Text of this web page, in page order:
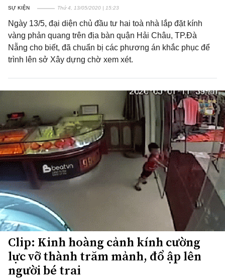
SỰ KIỆN Thứ 4, 13/05/2020 | 15:23
Ngày 13/5, đại diện chủ đầu tư hai toà nhà lắp đặt kính
vàng phản quang trên địa bàn quận Hải Châu, TP.Đà
Nẵng cho biết, đã chuẩn bị các phương án khắc phục để
trình lên sở Xây dựng chờ xem xét.
Clip: Kinh hoàng cảnh kính cường
lực vỡ thành trăm mảnh, đổ ập lên
người bé trai